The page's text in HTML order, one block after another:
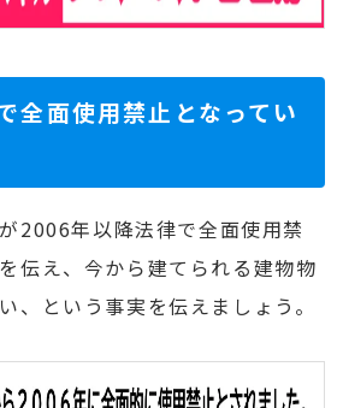
全面使用禁止となってい
2006年以降法律で全面使用禁
伝え、今から建てられる建物物
、という事実を伝えましょう。